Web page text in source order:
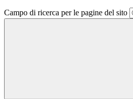
Campo di ricerca per le pagine del sito